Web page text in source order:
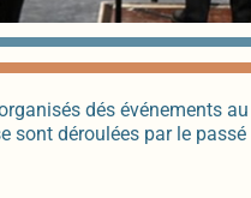
dés événements
déroulées par le